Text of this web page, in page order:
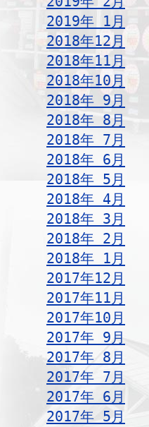
2019年 1月
2018年12月
2018年11月
2018年10月
2018年 9月
2018年 8月
2018年 7月
2018年 6月
2018年 5月
2018年 4月
2018年 3月
2018年 2月
2018年 1月
2017年12月
2017年11月
2017年10月
2017年 9月
2017年 8月
2017年 7月
2017年 6月
2017年 5月